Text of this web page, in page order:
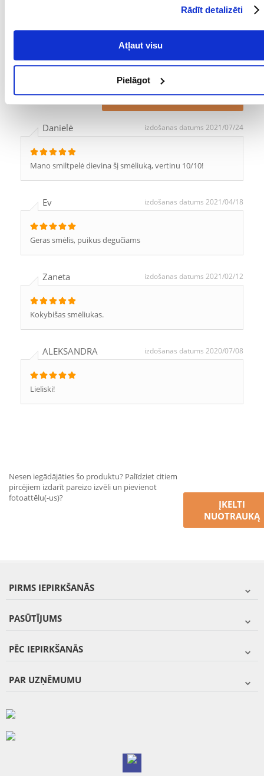
Rādīt detalizēti
Atļaut visu
Pielāgot
var dot tai vērtējumu. Ar zvaigznītēm norādītais vērtējums ir
vidējais no visiem vērtējumiem. Pēc atsauksmju apstrādes mēs
publicēsim gan pozitīvus, gan negatīvus vērtējumus.
UZRAKSTĪT ATSAUKSMI
Danielė izdošanas datums 2021/07/24
Mano smiltpelė dievina šį smėliuką, vertinu 10/10!
Ev izdošanas datums 2021/04/18
Geras smėlis, puikus degučiams
Zaneta izdošanas datums 2021/02/12
Kokybišas smėliukas.
ALEKSANDRA izdošanas datums 2020/07/08
Lieliski!
Nesen iegādājāties šo produktu? Palīdziet citiem
pircējiem izdarīt pareizo izvēli un pievienot
fotoattēlu(-us)?
ĮKELTI
NUOTRAUKĄ
PIRMS IEPIRKŠANĀS
PASŪTĪJUMS
PĒC IEPIRKŠANĀS
PAR UZŅĒMUMU